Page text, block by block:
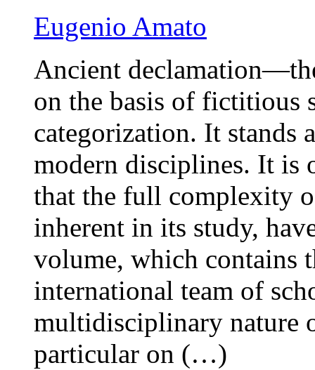
Eugenio Amato
Ancient
on the basis of fictitious
categorization. It stands
modern disciplines. It is
that the full complexity
inherent in its study,
volume, which contains
international team of
multidisciplinary nature
particular on (…)